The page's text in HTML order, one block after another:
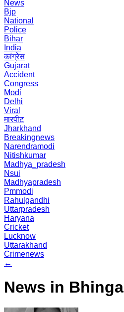
News
Bjp
National
Police
Bihar
India
कांग्रेस
Gujarat
Accident
Congress
Modi
Delhi
Viral
मारपीट
Jharkhand
Breakingnews
Narendramodi
Nitishkumar
Madhya_pradesh
Nsui
Madhyapradesh
Pmmodi
Rahulgandhi
Uttarpradesh
Haryana
Cricket
Lucknow
Uttarakhand
Crimenews
←
News in Bhinga